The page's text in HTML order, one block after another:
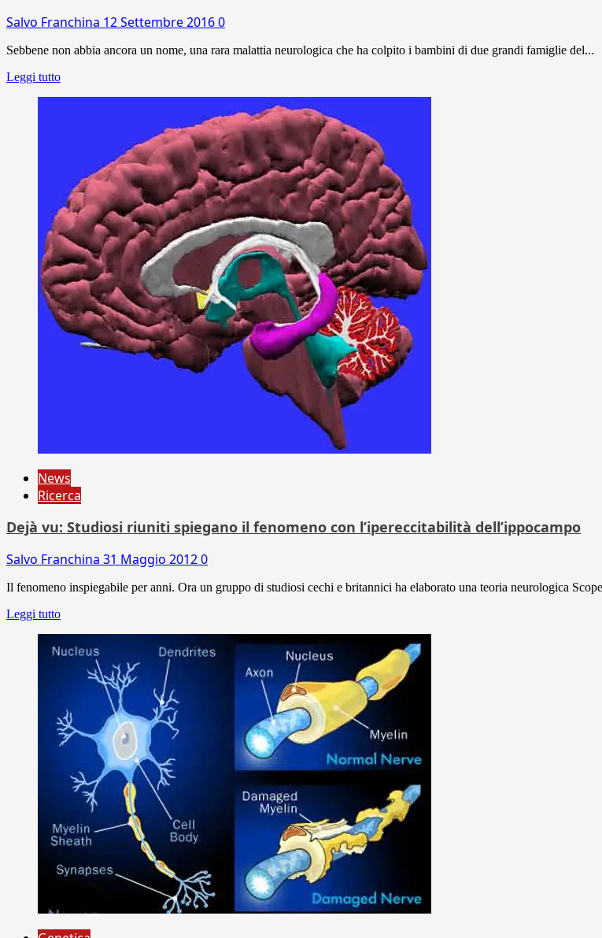
Salvo Franchina 12 Settembre 20160
Sebbene non abbia ancora un nome, una rara malattia neurologica che ha colpito i bambini di due grandi famiglie del...
Leggi tutto
News
Ricerca
Dejà vu: Studiosi riuniti spiegano il fenomeno con l’ipereccitabilità dell’ippocampo
Salvo Franchina 31 Maggio 20120
Il fenomeno inspiegabile per anni. Ora un gruppo di studiosi cechi e britannici ha elaborato una teoria neurologica
Leggi tutto